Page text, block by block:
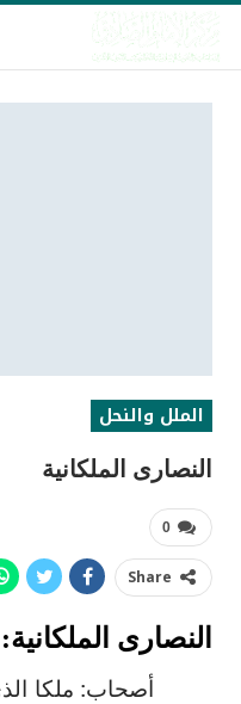
الملل والنحل
النصارى الملكانية
0
Share
النصارى الملكانية:
أصحاب: ملكا